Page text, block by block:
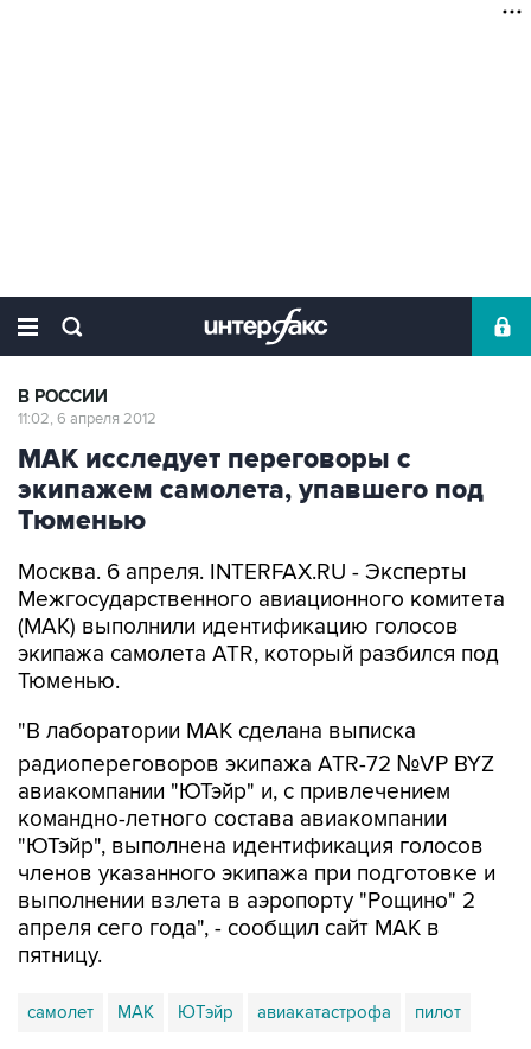
В РОССИИ
11:02, 6 апреля 2012
МАК исследует переговоры с
экипажем самолета, упавшего под
Тюменью
Москва. 6 апреля. INTERFAX.RU - Эксперты
Межгосударственного авиационного комитета
(МАК) выполнили идентификацию голосов
экипажа самолета ATR, который разбился под
Тюменью.
"В лаборатории МАК сделана выписка
радиопереговоров экипажа ATR-72 №VP BYZ
авиакомпании "ЮТэйр" и, с привлечением
командно-летного состава авиакомпании
"ЮТэйр", выполнена идентификация голосов
членов указанного экипажа при подготовке и
выполнении взлета в аэропорту "Рощино" 2
апреля сего года", - сообщил сайт МАК в
пятницу.
самолет МАК ЮТэйр авиакатастрофа пилот